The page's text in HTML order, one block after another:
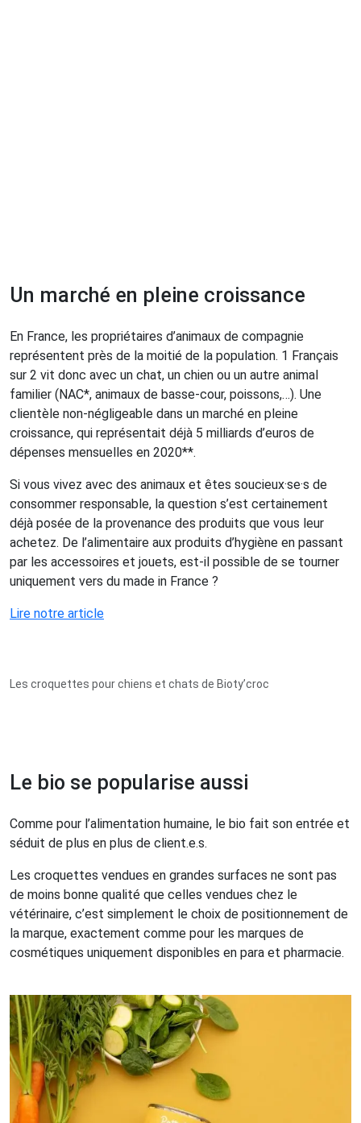
Un marché en pleine croissance
En France, les propriétaires d’animaux de compagnie
représentent près de la moitié de la population. 1 Français
sur 2 vit donc avec un chat, un chien ou un autre animal
familier (NAC*, animaux de basse-cour, poissons,…). Une
clientèle non-négligeable dans un marché en pleine
croissance, qui représentait déjà 5 milliards d’euros de
dépenses mensuelles en 2020**.
Si vous vivez avec des animaux et êtes soucieux·se·s de
consommer responsable, la question s’est certainement
déjà posée de la provenance des produits que vous leur
achetez. De l’alimentaire aux produits d’hygiène en passant
par les accessoires et jouets, est-il possible de se tourner
uniquement vers du made in France ?
Lire notre article
Les croquettes pour chiens et chats de Bioty’croc
Le bio se popularise aussi
Comme pour l’alimentation humaine, le bio fait son entrée et
séduit de plus en plus de client.e.s.
Les croquettes vendues en grandes surfaces ne sont pas
de moins bonne qualité que celles vendues chez le
vétérinaire, c’est simplement le choix de positionnement de
la marque, exactement comme pour les marques de
cosmétiques uniquement disponibles en para et pharmacie.